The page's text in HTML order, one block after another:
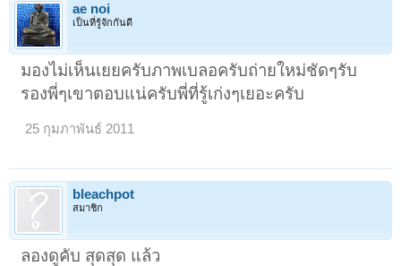
ae noi
เป็นที่รู้จักกันดี
มองไม่เห็นเยยครับภาพเบลอครับถ่ายใหม่ชัดๆรับ
รองพี่ๆเขาตอบแน่ครับพี่ที่รู้เก่งๆเยอะครับ
25 กุมภาพันธ์ 2011
bleachpot
สมาชิก
ลองดูคับ สุดสุด แล้ว